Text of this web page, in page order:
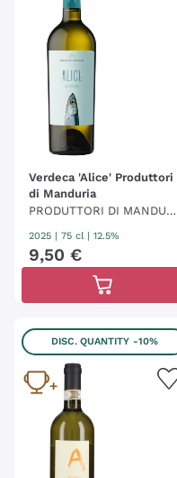
Verdeca 'Alice' Produttori
di Manduria
PRODUTTORI DI MANDURI
A
2025 75 cl | 12.5%
9,50 €
DISC. QUANTITY -10%